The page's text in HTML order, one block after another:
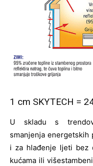
1 cm SKYTECH =
U skladu s
smanjenja energetskih
i za hlađenje ljeti bez
kućama ili